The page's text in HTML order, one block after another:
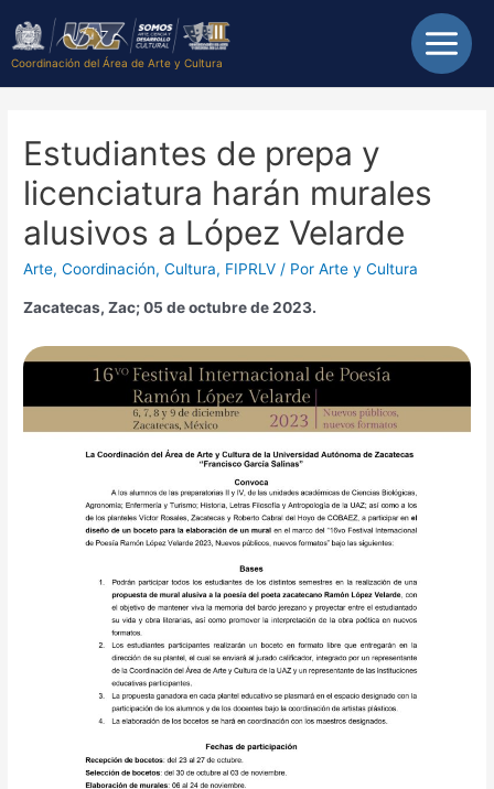
Coordinación del Área de Arte y Cultura
Estudiantes de prepa y
licenciatura harán murales
alusivos a López Velarde
Arte,Coordinación,Cultura, FIPRLV / PorArte y Cultura
Zacatecas, Zac; 05 de octubre de 2023.